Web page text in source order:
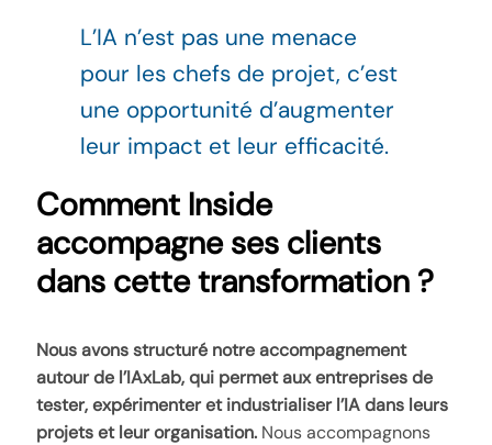
L’IA n’est pas une menace
pour les chefs de projet, c’est
une opportunité d’augmenter
leur impact et leur efficacité.
Comment Inside
accompagne ses clients
dans cette transformation ?
Nous avons structuré notre accompagnement
autour de l’IAxLab, qui permet aux entreprises de
tester, expérimenter et industrialiser l’IA dans leurs
projets et leur organisation. Nous accompagnons